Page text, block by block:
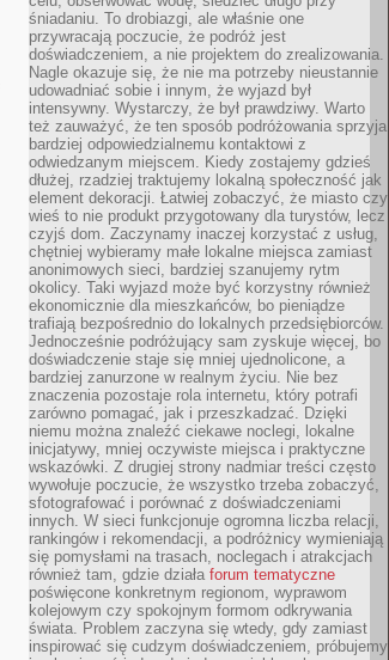
śniadaniu. To drobiazgi, ale właśnie one
przywracają poczucie, że podróż jest
doświadczeniem, a nie projektem do zrealizowania.
Nagle okazuje się, że nie ma potrzeby nieustannie
udowadniać sobie i innym, że wyjazd był
intensywny. Wystarczy, że był prawdziwy. Warto
też zauważyć, że ten sposób podróżowania sprzyja
bardziej odpowiedzialnemu kontaktowi z
odwiedzanym miejscem. Kiedy zostajemy gdzieś
dłużej, rzadziej traktujemy lokalną społeczność jak
element dekoracji. Łatwiej zobaczyć, że miasto czy
wieś to nie produkt przygotowany dla turystów, lecz
czyjś dom. Zaczynamy inaczej korzystać z usług,
chętniej wybieramy małe lokalne miejsca zamiast
anonimowych sieci, bardziej szanujemy rytm
okolicy. Taki wyjazd może być korzystny również
ekonomicznie dla mieszkańców, bo pieniądze
trafiają bezpośrednio do lokalnych przedsiębiorców.
Jednocześnie podróżujący sam zyskuje więcej, bo
doświadczenie staje się mniej ujednolicone, a
bardziej zanurzone w realnym życiu. Nie bez
znaczenia pozostaje rola internetu, który potrafi
zarówno pomagać, jak i przeszkadzać. Dzięki
niemu można znaleźć ciekawe noclegi, lokalne
inicjatywy, mniej oczywiste miejsca i praktyczne
wskazówki. Z drugiej strony nadmiar treści często
wywołuje poczucie, że wszystko trzeba zobaczyć,
sfotografować i porównać z doświadczeniami
innych. W sieci funkcjonuje ogromna liczba relacji,
rankingów i rekomendacji, a podróżnicy wymieniają
się pomysłami na trasach, noclegach i atrakcjach
również tam, gdzie działa forum tematyczne
poświęcone konkretnym regionom, wyprawom
kolejowym czy spokojnym formom odkrywania
świata. Problem zaczyna się wtedy, gdy zamiast
inspirować się cudzym doświadczeniem, próbujemy